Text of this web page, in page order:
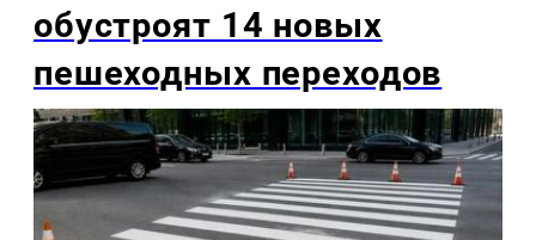
обустроят 14 новых
пешеходных переходов